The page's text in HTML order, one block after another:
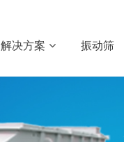
解决方案 振动筛